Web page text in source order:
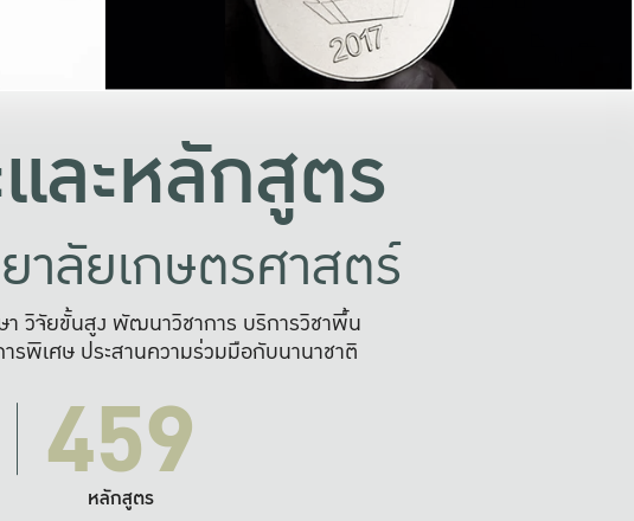
ละหลักสูตร
าลัยเกษตรศาสตร์
วิจัยขั้นสูง พัฒนาวิชาการ บริการวิชาพื้น
ารพิเศษ ประสานความร่วมมือกับนานาชาติ
459
หลักสูตร